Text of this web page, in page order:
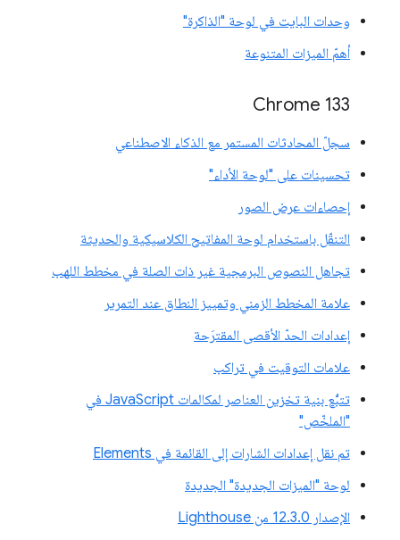
وحدات البايت في لوحة "الذاكرة"
أهمّ الميزات المتنوعة
‫Chrome 133
سجلّ المحادثات المستمر مع الذكاء الاصطناعي
تحسينات على "لوحة الأداء"
إحصاءات عرض الصور
التنقّل باستخدام لوحة المفاتيح الكلاسيكية والحديثة
تجاهل النصوص البرمجية غير ذات الصلة في مخطط اللهب
علامة المخطط الزمني وتمييز النطاق عند التمرير
إعدادات الحدّ الأقصى المقترَحة
علامات التوقيت في تراكب
تتبُّع بنية تخزين العناصر لمكالمات JavaScript في
"الملخّص"
تم نقل إعدادات الشارات إلى القائمة في Elements
لوحة "الميزات الجديدة" الجديدة
الإصدار 12.3.0 من Lighthouse